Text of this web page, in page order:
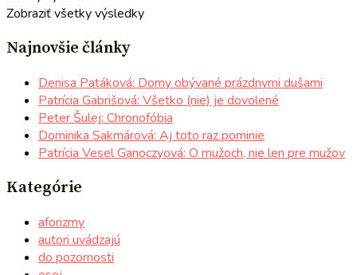
Zobraziť všetky výsledky
Najnovšie články
Denisa Patáková: Domy obývané prázdnymi dušami
Patrícia Gabrišová: Všetko (nie) je dovolené
Peter Šulej: Chronofóbia
Dominika Sakmárová: Aj toto raz pominie
Patrícia Vesel Ganoczyová: O mužoch, nie len pre mužov
Kategórie
aforizmy
autori uvádzajú
do pozornosti